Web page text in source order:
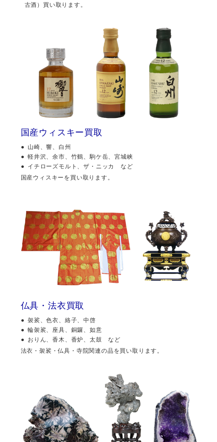
古酒）買い取ります。
国産ウィスキー買取
山崎、響、白州
軽井沢、余市、竹鶴、駒ケ岳、宮城峡
イチローズモルト、ザ・ニッカ など
国産ウィスキーを買い取ります。
仏具・法衣買取
袈裟、色衣、絡子、中啓
輪袈裟、座具、銅鑼、如意
おりん、香木、香炉、太鼓 など
法衣・袈裟・仏具・寺院関連の品を買い取ります。